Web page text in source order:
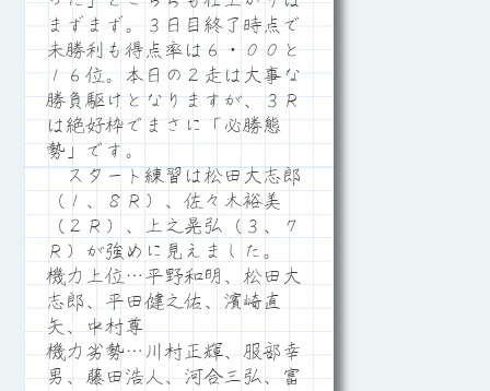
まずまず。３日目終了時点で
未勝利も得点率は６・００と
１６位。本日の２走は大事な
勝負駆けとなりますが、３Ｒ
は絶好枠でまさに「必勝態
勢」です。
スタート練習は松田大志郎
（１、８Ｒ）、佐々木裕美
（２Ｒ）、上之晃弘（３、７
Ｒ）が強めに見えました。
機力上位…平野和明、松田大
志郎、平田健之佑、濱崎直
矢、中村尊
機力劣勢…川村正輝、服部幸
男、藤田浩人、河合三弘、富